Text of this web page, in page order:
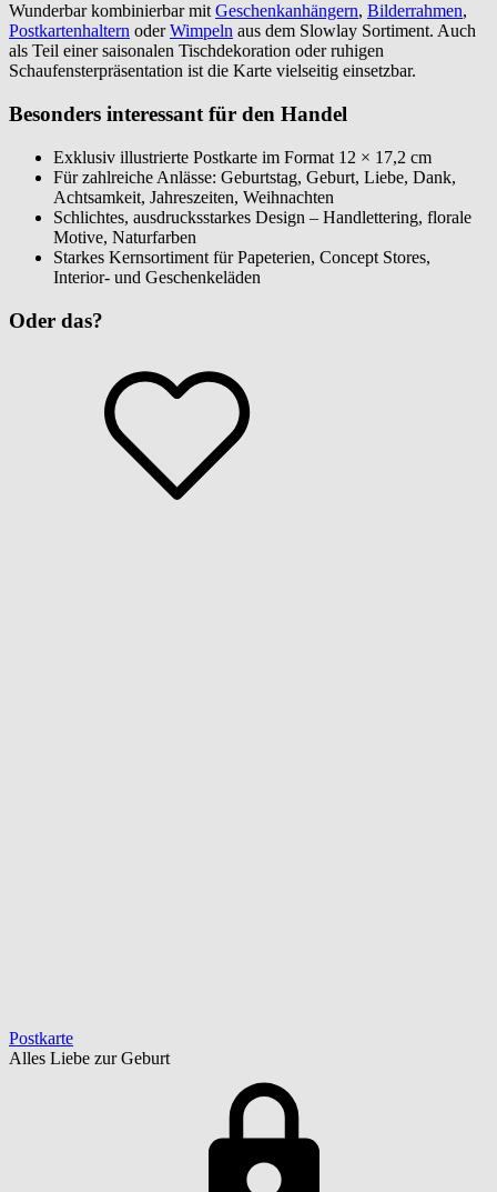
Wunderbar kombinierbar mitGeschenkanhängern, Bilderrahmen,
Postkartenhaltern oderWimpeln aus dem Slowlay Sortiment. Auch
als Teil einer saisonalen Tischdekoration oder ruhigen
Schaufensterpräsentation ist die Karte vielseitig einsetzbar.
Besonders interessant für den Handel
Exklusiv illustrierte Postkarte im Format 12 × 17,2 cm
Für zahlreiche Anlässe: Geburtstag, Geburt, Liebe, Dank,
Achtsamkeit, Jahreszeiten, Weihnachten
Schlichtes, ausdrucksstarkes Design – Handlettering, florale
Motive, Naturfarben
Starkes Kernsortiment für Papeterien, Concept Stores,
Interior- und Geschenkeläden
Oder das?
Postkarte
Alles Liebe zur Geburt